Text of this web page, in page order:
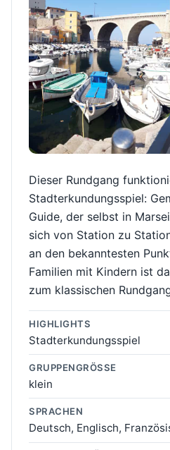
Dieser Rundgang
Stadterkundungsspiel:
Guide, der selbst in
sich von Station zu
an den bekanntesten
Familien mit Kindern ist
zum klassischen
HIGHLIGHTS
Stadterkundungsspiel
GRUPPENGRÖSSE
klein
SPRACHEN
Deutsch, Englisch,